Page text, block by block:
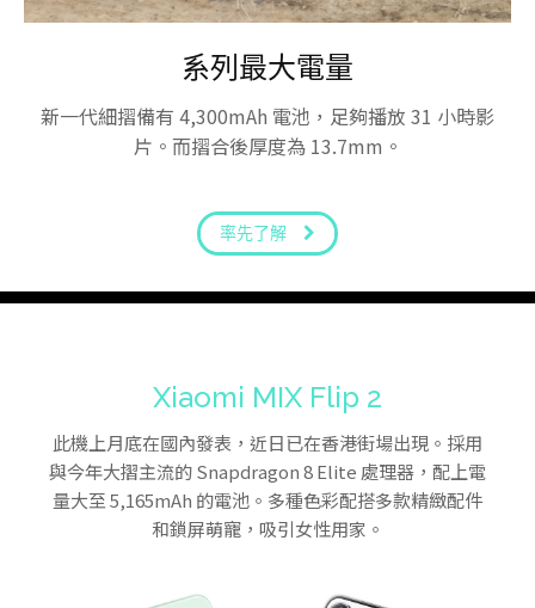
系列最大電量
新一代細摺備有 4,300mAh 電池，足夠播放 31 小時影
片。而摺合後厚度為 13.7mm。
率先了解
Xiaomi MIX Flip 2
此機上月底在國內發表，近日已在香港街場出現。採用
與今年大摺主流的 Snapdragon 8 Elite 處理器，配上電
量大至 5,165mAh 的電池。多種色彩配搭多款精緻配件
和鎖屏萌寵，吸引女性用家。